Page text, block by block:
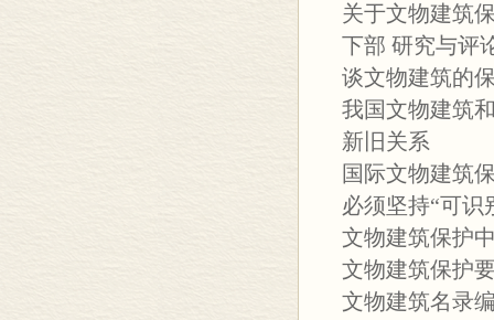
关于文物建筑
下部 研究与评
谈文物建筑的
我国文物建筑
新旧关系
国际文物建筑
必须坚持“可识
文物建筑保护
文物建筑保护
文物建筑名录